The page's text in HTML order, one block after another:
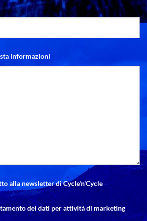
informazioni
alla newsletter di Cycle'n'Cycle
dei dati per attività di marketing